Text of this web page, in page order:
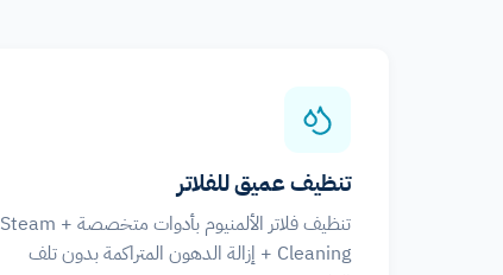
تنظيف عميق للفلاتر
تنظيف فلاتر الألمنيوم بأدوات متخصصة + Steam
Cleaning + إزالة الدهون المتراكمة بدون تلف